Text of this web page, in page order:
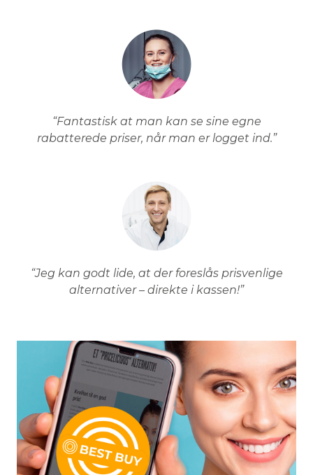
“Fantastisk at man kan se sine egne
rabatterede priser, når man er logget ind.”
“Jeg kan godt lide, at der foreslås prisvenlige
alternativer – direkte i kassen!”